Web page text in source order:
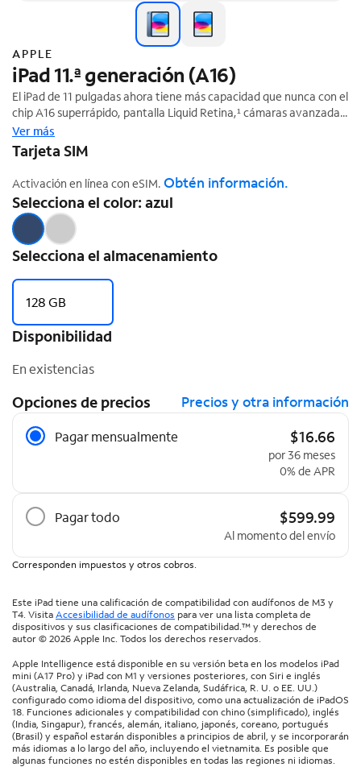
APPLE
iPad 11.ª generación (A16)
El iPad de 11 pulgadas ahora tiene más capacidad que nunca con el
chip A16 superrápido, pantalla Liquid Retina,¹ cámaras avanzadas,
WiFi rápido 6 y 5G,² conector USB-C y cuatro hermosos colores. El
iPad ofrece una forma potente de crear, mantenerte conectado y
hacer tus actividades; todo por un precio sorprendentemente
económico.
Ver más
Tarjeta SIM
Activación en línea con eSIM. Obtén información.
Selecciona el color: azul
Selecciona el almacenamiento
128 GB
Disponibilidad
En existencias
Opciones de precios Precios y otra información
Opciones de precios
Pagar mensualmente $16.66
por 36 meses
0% de APR
Pagar todo $599.99
Al momento del envío
Corresponden impuestos y otros cobros.
Este iPad tiene una calificación de compatibilidad con audífonos de M3 y
T4. Visita Accesibilidad de audífonos para ver una lista completa de
dispositivos y sus clasificaciones de compatibilidad.™ y derechos de
autor © 2026 Apple Inc. Todos los derechos reservados.
Apple Intelligence está disponible en su versión beta en los modelos iPad
mini (A17 Pro) y iPad con M1 y versiones posteriores, con Siri e inglés
(Australia, Canadá, Irlanda, Nueva Zelanda, Sudáfrica, R. U. o EE. UU.)
configurado como idioma del dispositivo, como una actualización de iPadOS
18. Funciones adicionales y compatibilidad con chino (simplificado), inglés
(India, Singapur), francés, alemán, italiano, japonés, coreano, portugués
(Brasil) y español estarán disponibles a principios de abril, y se incorporarán
más idiomas a lo largo del año, incluyendo el vietnamita. Es posible que
algunas funciones no estén disponibles en todas las regiones ni idiomas.